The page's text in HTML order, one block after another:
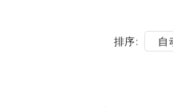
排序: 自